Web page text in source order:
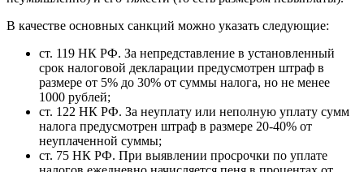
В качестве основных санкций можно указать следующие:
ст. 119 НК РФ. За непредставление в установленный
срок налоговой декларации предусмотрен штраф в
размере от 5% до 30% от суммы налога, но не менее
1000 рублей;
ст. 122 НК РФ. За неуплату или неполную уплату сумм
налога предусмотрен штраф в размере 20-40% от
неуплаченной суммы;
ст. 75 НК РФ. При выявлении просрочки по уплате